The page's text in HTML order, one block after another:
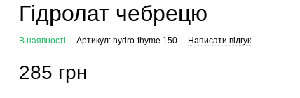
Гідролат чебрецю
В наявності Артикул: hydro-thyme 150 Написати відгук
285 грн